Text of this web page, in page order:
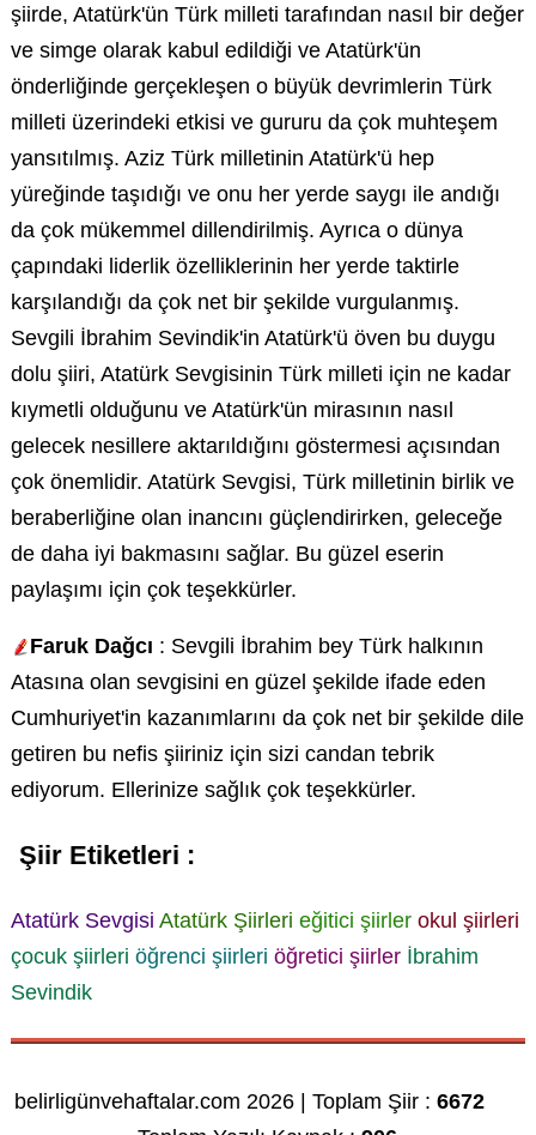
şiirde, Atatürk'ün Türk milleti tarafından nasıl bir değer
ve simge olarak kabul edildiği ve Atatürk'ün
önderliğinde gerçekleşen o büyük devrimlerin Türk
milleti üzerindeki etkisi ve gururu da çok muhteşem
yansıtılmış. Aziz Türk milletinin Atatürk'ü hep
yüreğinde taşıdığı ve onu her yerde saygı ile andığı
da çok mükemmel dillendirilmiş. Ayrıca o dünya
çapındaki liderlik özelliklerinin her yerde taktirle
karşılandığı da çok net bir şekilde vurgulanmış.
Sevgili İbrahim Sevindik'in Atatürk'ü öven bu duygu
dolu şiiri, Atatürk Sevgisinin Türk milleti için ne kadar
kıymetli olduğunu ve Atatürk'ün mirasının nasıl
gelecek nesillere aktarıldığını göstermesi açısından
çok önemlidir. Atatürk Sevgisi, Türk milletinin birlik ve
beraberliğine olan inancını güçlendirirken, geleceğe
de daha iyi bakmasını sağlar. Bu güzel eserin
paylaşımı için çok teşekkürler.
Faruk Dağcı : Sevgili İbrahim bey Türk halkının
Atasına olan sevgisini en güzel şekilde ifade eden
Cumhuriyet'in kazanımlarını da çok net bir şekilde dile
getiren bu nefis şiiriniz için sizi candan tebrik
ediyorum. Ellerinize sağlık çok teşekkürler.
Şiir Etiketleri :
Atatürk Sevgisi Atatürk Şiirleri eğitici şiirler okul şiirleri
çocuk şiirleri öğrenci şiirleri öğretici şiirler İbrahim
Sevindik
belirligünvehaftalar.com 2026 | Toplam Şiir :6672